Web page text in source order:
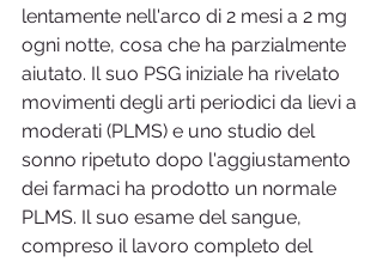
lentamente nell'arco di 2 mesi a 2 mg
ogni notte, cosa che ha parzialmente
aiutato. Il suo PSG iniziale ha rivelato
movimenti degli arti periodici da lievi a
moderati (PLMS) e uno studio del
sonno ripetuto dopo l'aggiustamento
dei farmaci ha prodotto un normale
PLMS. Il suo esame del sangue,
compreso il lavoro completo del